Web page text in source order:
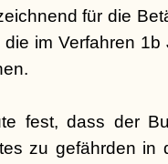
für die
im Verfahren
fest, dass der
zu gefährden in